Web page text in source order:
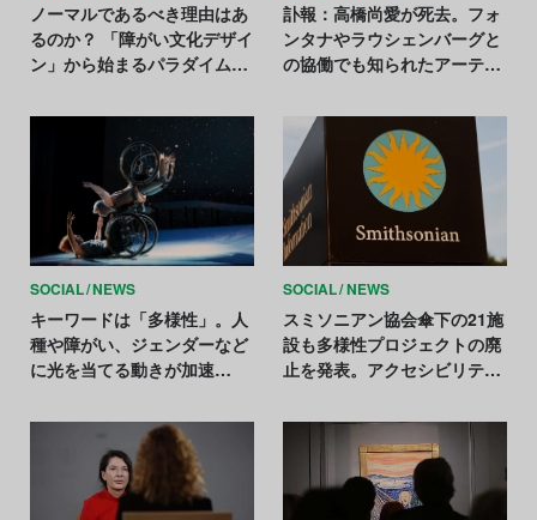
ノーマルであるべき理由はあ
るのか？ 「障がい文化デザイ
ン」から始まるパラダイムシ
訃報：高橋尚愛が死去。フォ
ンタナやラウシェンバーグと
の協働でも知られたアーティ
SOCIAL NEWS
キーワードは「多様性」。人
種や障がい、ジェンダーなど
に光を当てる動きが加速
とめ】
SOCIAL NEWS
スミソニアン協会傘下の21施
設も多様性プロジェクトの廃
止を発表。アクセシビリティ